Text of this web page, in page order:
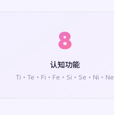
8
认知功能
Ti·Te·Fi·Fe·Si·Se·Ni·Ne